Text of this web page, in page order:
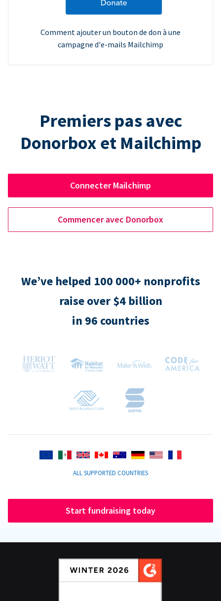
Comment ajouter un bouton de don à une
campagne d'e-mails Mailchimp
Premiers pas avec
Donorbox et Mailchimp
Connecter Mailchimp
Commencer avec Donorbox
We’ve helped 100 000+ nonprofits
raise over $4 billion
in 96 countries
ALL SUPPORTED COUNTRIES
Start fundraising today